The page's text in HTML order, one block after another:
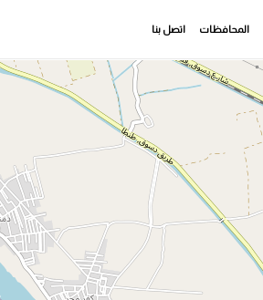
المحافظات اتصل بنا